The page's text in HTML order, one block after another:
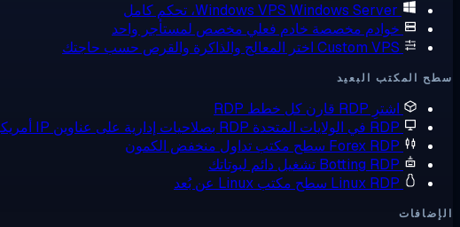
Windows VPS Windows Server، تحكم كامل
خوادم مخصصة خادم فعلي مخصص لمستأجر واحد
Custom VPS اختر المعالج والذاكرة والقرص حسب حاجتك
سطح المكتب البعيد
اشترِ RDP
قارن كل خطط RDP
RDP في الولايات المتحدة
RDP بصلاحيات إدارية على عناوين IP أمريكية
Forex RDP سطح مكتب تداول منخفض الكمون
Botting RDP تشغيل دائم لبوتاتك
Linux RDP سطح مكتب Linux عن بُعد
الإضافات